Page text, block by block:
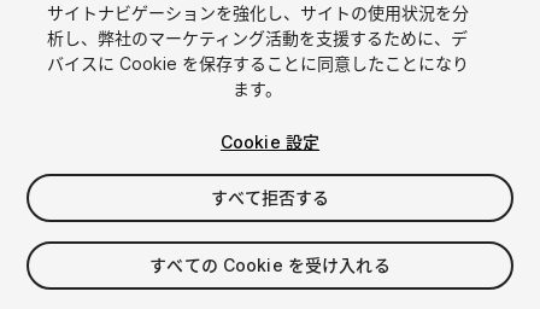
简体中文
한국어
日本語
販売審査ガイドライン
Asset Store Tools
パブリッシャー管理画面
よくあるご質問
サイトナビゲーションを強化し、サイトの使用状況を分
析し、弊社のマーケティング活動を支援するために、デ
バイスに Cookie を保存することに同意したことになり
ます。
Cookie 設定
すべて拒否する
すべての Cookie を受け入れる